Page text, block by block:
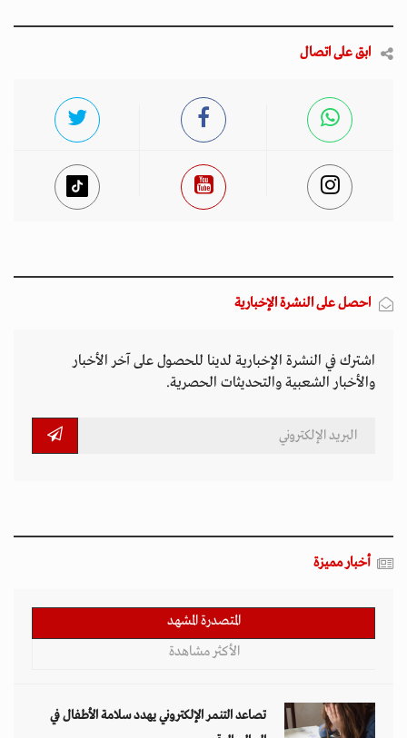
ابق على اتصال
احصل على النشرة الإخبارية
اشترك في النشرة الإخبارية لدينا للحصول على آخر الأخبار
والأخبار الشعبية والتحديثات الحصرية.
أخبار مميزة
المتصدرة المشهد
الأكثر مشاهدة
تصاعد التنمر الإلكتروني يهدد سلامة الأطفال في